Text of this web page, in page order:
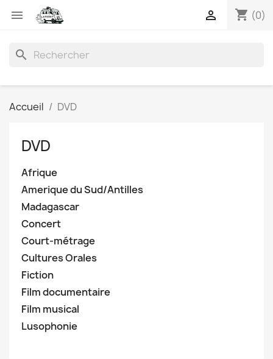
 shopping_cart (0)

search
Accueil DVD
DVD
Afrique
Amerique du Sud/Antilles
Madagascar
Concert
Court-métrage
Cultures Orales
Fiction
Film documentaire
Film musical
Lusophonie